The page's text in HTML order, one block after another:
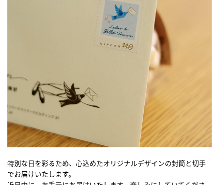
特別な日を彩るため、心込めたオリジナルデザインの封筒と切手
でお届けいたします。